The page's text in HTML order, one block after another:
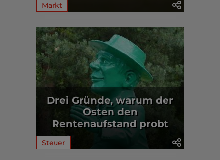
Markt
Drei Gründe, warum der
Osten den
Rentenaufstand probt
Steuer